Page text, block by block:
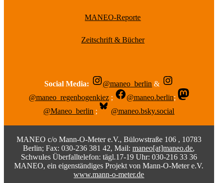
MANEO-Reporte
Zeitschrift & Bücher
Social Media: @maneo_berlin &
@maneo_regenbogenkiez ; @maneo.berlin;
@Maneo_berlin ; @maneo.bsky.social
MANEO c/o Mann-O-Meter e.V., Bülowstraße 106 , 10783
Berlin; Fax: 030-236 381 42, Mail:maneo[at]maneo.de,
Schwules Überfalltelefon: tägl.17-19 Uhr: 030-216 33 36
MANEO, ein eigenständiges Projekt von Mann-O-Meter e.V.
www.mann-o-meter.de